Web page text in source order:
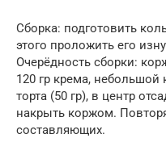
Сборка: подготовить
этого проложить его
Очерёдность сборки:
120 гр крема,
торта (50 гр), в центр
накрыть коржом.
составляющих.